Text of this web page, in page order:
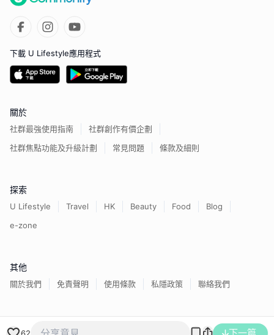
62
下載 U Lifestyle應用程式
關於
社群最強使用指南
社群創作有價企劃
社群焦點功能及升級計劃
常見問題 條款及細則
探索
U Lifestyle Travel HK Beauty Food
Blog
e-zone
其他
關於我們 免責聲明 使用條款 私隱政策 聯絡我們
香港經濟日報版權所有©